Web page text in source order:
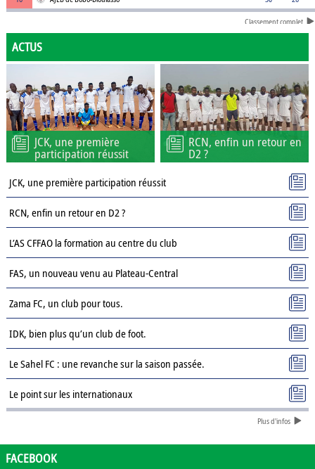
Classement complet
ACTUS
JCK, une première
participation réussit
RCN, enfin un retour en
D2 ?
JCK, une première participation réussit
RCN, enfin un retour en D2 ?
L’AS CFFAO la formation au centre du club
FAS, un nouveau venu au Plateau-Central
Zama FC, un club pour tous.
IDK, bien plus qu’un club de foot.
Le Sahel FC : une revanche sur la saison passée.
Le point sur les internationaux
Présentation des clubs de D3 : ASPC Tenkodogo
Plus d'infos
FACEBOOK